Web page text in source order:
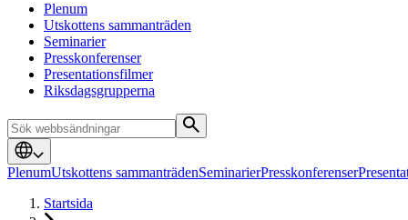
Plenum
Utskottens sammanträden
Seminarier
Presskonferenser
Presentationsfilmer
Riksdagsgrupperna
PlenumUtskottens sammanträdenSeminarierPresskonferenser
Startsida